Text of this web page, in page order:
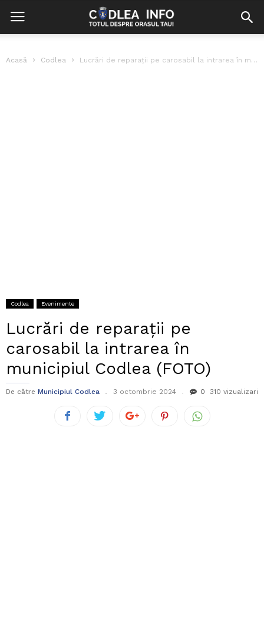
Acasă Codlea Lucrări de reparații pe carosabil la intrarea în municipiul Codlea (FOTO)
Codlea Evenimente
Lucrări de reparații pe
carosabil la intrarea în
municipiul Codlea (FOTO)
De către Municipiul Codlea 3 octombrie 2024 0 310 vizualizari